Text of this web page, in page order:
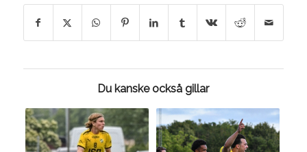
Du kanske också gillar